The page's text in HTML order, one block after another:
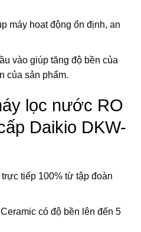
máy hoạt động ổn định, an
vào giúp tăng độ bền của
của sản phẩm.
lọc nước RO
Daikio DKW-
tiếp 100% từ tập đoàn
có độ bền lên đến 5